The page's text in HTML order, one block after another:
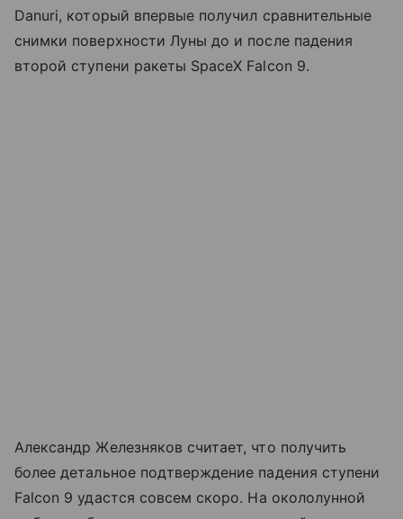
Danuri, который впервые получил сравнительные
снимки поверхности Луны до и после падения
второй ступени ракеты SpaceX Falcon 9.
Александр Железняков считает, что получить
более детальное подтверждение падения ступени
Falcon 9 удастся совсем скоро. На окололунной